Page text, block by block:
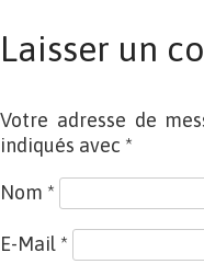
Laisser un
Votre adresse de
indiqués avec *
Nom *
E-Mail *